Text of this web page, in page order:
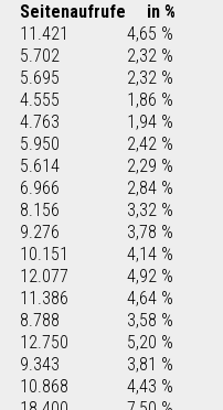
Seitenaufrufe in %
11.421 4,65 %
5.702 2,32 %
5.695 2,32 %
4.555 1,86 %
4.763 1,94 %
5.950 2,42 %
5.614 2,29 %
6.966 2,84 %
8.156 3,32 %
9.276 3,78 %
10.151 4,14 %
12.077 4,92 %
11.386 4,64 %
8.788 3,58 %
12.750 5,20 %
9.343 3,81 %
10.868 4,43 %